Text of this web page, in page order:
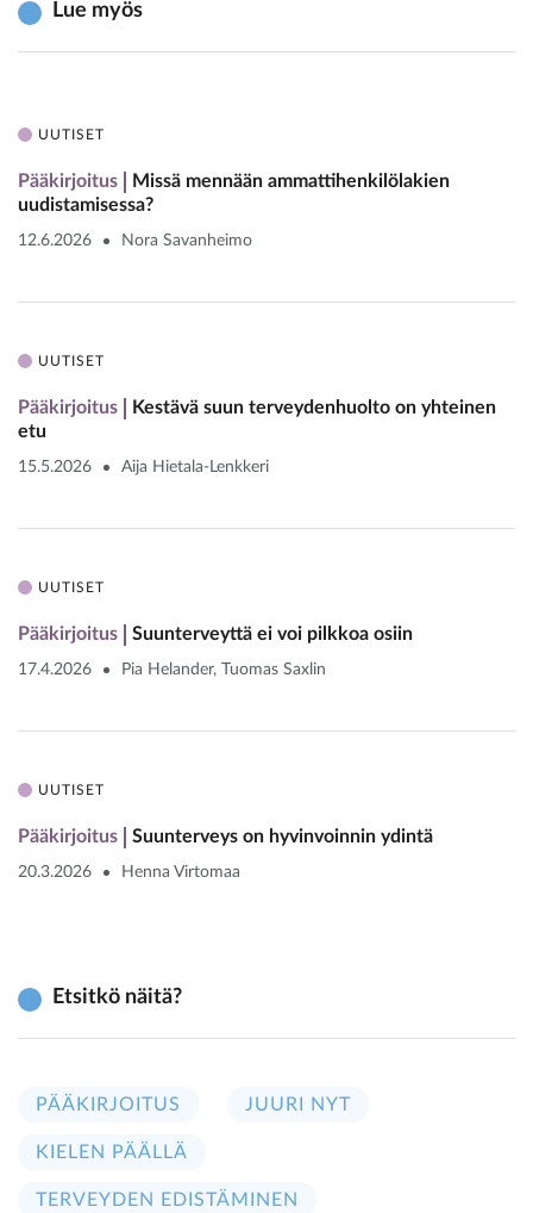
Lue myös
UUTISET
Pääkirjoitus
Missä mennään ammattihenkilölakien
uudistamisessa?
12.6.2026 Nora Savanheimo
UUTISET
Pääkirjoitus
Kestävä suun terveydenhuolto on yhteinen
etu
15.5.2026 Aija Hietala-Lenkkeri
UUTISET
Pääkirjoitus Suunterveyttä ei voi pilkkoa osiin
17.4.2026 Pia Helander, Tuomas Saxlin
UUTISET
Pääkirjoitus Suunterveys on hyvinvoinnin ydintä
20.3.2026 Henna Virtomaa
Etsitkö näitä?
PÄÄKIRJOITUS JUURI NYT
KIELEN PÄÄLLÄ
TERVEYDEN EDISTÄMINEN